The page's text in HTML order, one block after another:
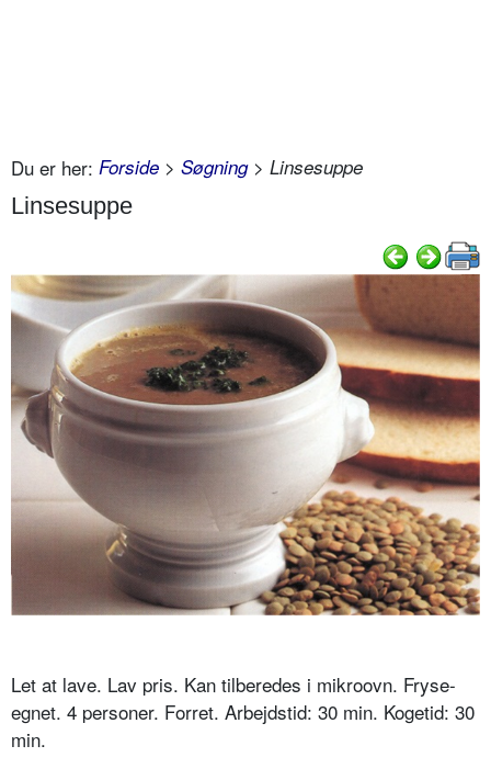
Du er her: Forside > Søgning> Linsesuppe
Linsesuppe
Let at lave. Lav pris. Kan tilberedes i mikroovn. Fryse-
egnet. 4 personer. Forret. Arbejdstid: 30 min. Kogetid: 30
min.